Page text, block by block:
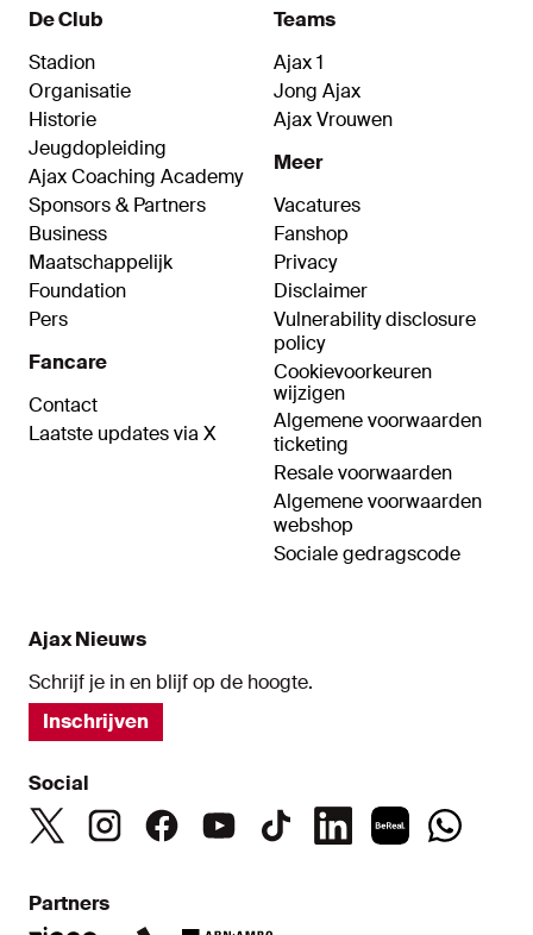
De Club
Stadion
Organisatie
Historie
Jeugdopleiding
Ajax Coaching Academy
Sponsors & Partners
Business
Maatschappelijk
Foundation
Pers
Fancare
Contact
Laatste updates via X
Teams
Ajax 1
Jong Ajax
Ajax Vrouwen
Meer
Vacatures
Fanshop
Privacy
Disclaimer
Vulnerability disclosure
policy
Cookievoorkeuren
wijzigen
Algemene voorwaarden
ticketing
Resale voorwaarden
Algemene voorwaarden
webshop
Sociale gedragscode
Ajax Nieuws
Schrijf je in en blijf op de hoogte.
Inschrijven
Social
Partners